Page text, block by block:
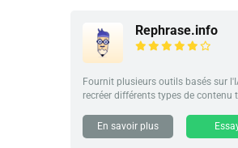
Rephrase.info
Fournit plusieurs outils basés sur
recréer différents types de contenu
En savoir plus